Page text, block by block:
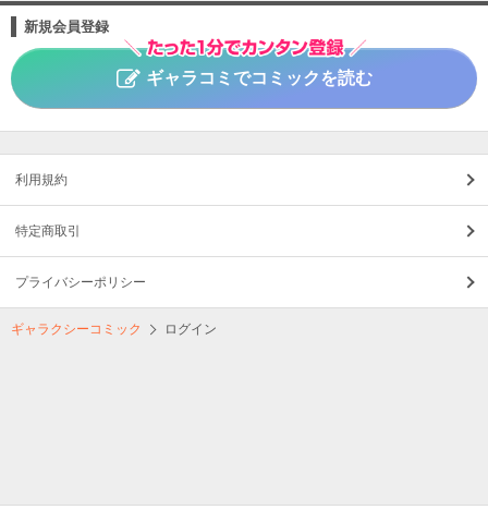
新規会員登録
ギャラコミでコミックを読む
利用規約
特定商取引
プライバシーポリシー
ギャラクシーコミック ログイン